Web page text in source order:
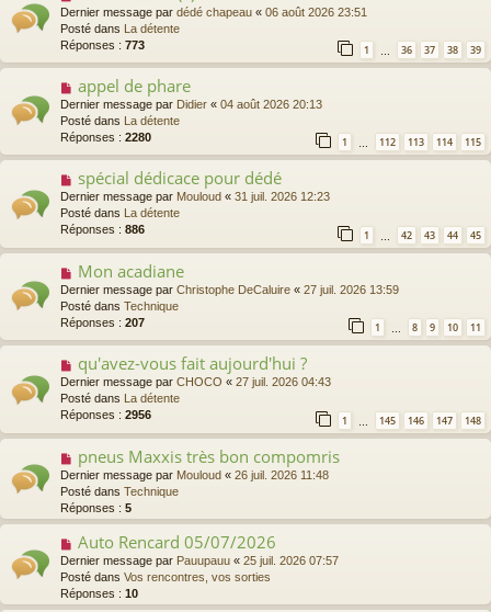
m
e
s
s
g
e
v
e
a
u
m
e
s
s
g
e
Dernier message par dédé chapeau « 06 août 2026 23:51
Posté dans La détente
Réponses : 773 1 … 36 37 38 39
N
v
e
a
u
m
e
s
s
a
g
e
appel de phare
Dernier message par Didier « 04 août 2026 20:13
Posté dans La détente
Réponses : 2280 1 … 112 113 114 115
N
o
u
v
a
m
e
s
s
g
e
spécial dédicace pour dédé
Dernier message par Mouloud « 31 juil. 2026 12:23
Posté dans La détente
Réponses : 886 1 42 43 44 45
N
v
e
a
u
m
e
s
s
g
e
Mon acadiane
Dernier message par Christophe DeCaluire « 27 juil. 2026 13:59
Posté dans Technique
Réponses : 207 1 … 8 9 10 11
N
v
a
m
e
s
s
a
g
e
qu'avez-vous fait aujourd'hui ?
Dernier message par CHOCO « 27 juil. 2026 04:43
Posté dans
La détente
Réponses : 2956 1 145 146 147 148
N
o
v
e
u
m
e
s
pneus Maxxis très bon compomris
Dernier message par Mouloud « 26 juil. 2026 11:48
Posté dans Technique
Réponses : 5
N
v
e
Auto Rencard 05/07/2026
Dernier message par Pauupauu « 25 juil. 2026 07:57
Posté dans Vos rencontres, vos sorties
Réponses : 10